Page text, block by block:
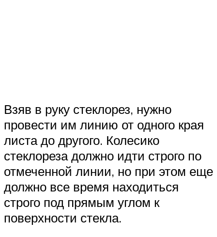
Взяв в руку стеклорез, нужно
провести им линию от одного края
листа до другого. Колесико
стеклореза должно идти строго по
отмеченной линии, но при этом еще
должно все время находиться
строго под прямым углом к
поверхности стекла.